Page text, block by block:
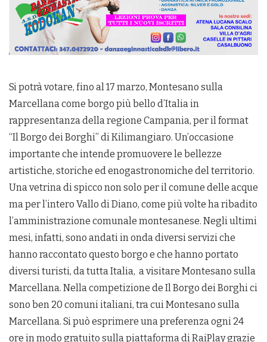
Si potrà votare, fino al 17 marzo, Montesano sulla
Marcellana come borgo più bello d’Italia in
rappresentanza della regione Campania, per il format
“Il Borgo dei Borghi” di Kilimangiaro. Un’occasione
importante che intende promuovere le bellezze
artistiche, storiche ed enogastronomiche del territorio.
Una vetrina di spicco non solo per il comune delle acque
ma per l’intero Vallo di Diano, come più volte ha ribadito
l’amministrazione comunale montesanese. Negli ultimi
mesi, infatti, sono andati in onda diversi servizi che
hanno raccontato questo borgo e che hanno portato
diversi turisti, da tutta Italia, a visitare Montesano sulla
Marcellana. Nella competizione de Il Borgo dei Borghi ci
sono ben 20 comuni italiani, tra cui Montesano sulla
Marcellana. Si può esprimere una preferenza ogni 24
ore in modo gratuito sulla piattaforma di RaiPlay grazie